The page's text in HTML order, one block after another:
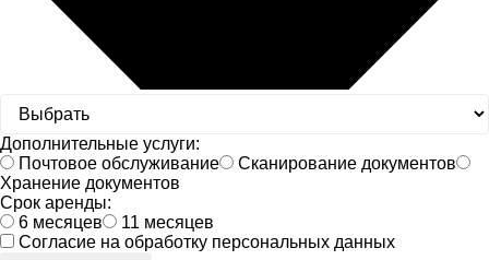
Дополнительные услуги:
Почтовое обслуживание
Сканирование документов
Хранение документов
Срок аренды:
6 месяцев
11 месяцев
Согласие на обработку персональных данных